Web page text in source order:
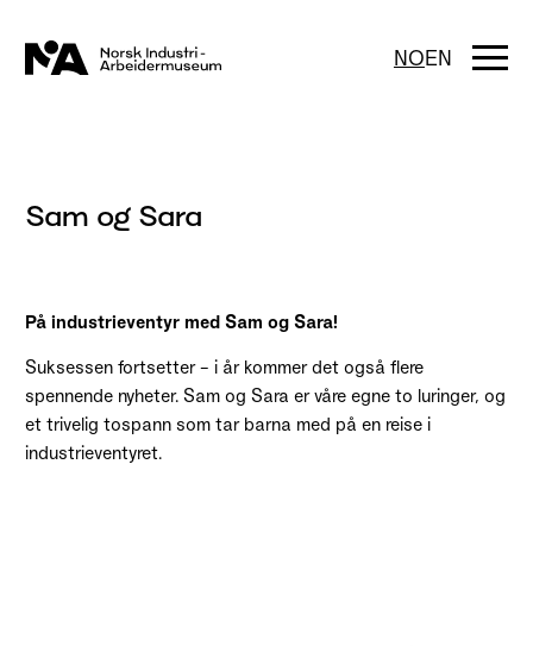
innhold
NOEN
Sam og Sara
På industrieventyr med Sam og Sara!
Suksessen fortsetter – i år kommer det også flere
spennende nyheter. Sam og Sara er våre egne to luringer, og
et trivelig tospann som tar barna med på en reise i
industrieventyret.